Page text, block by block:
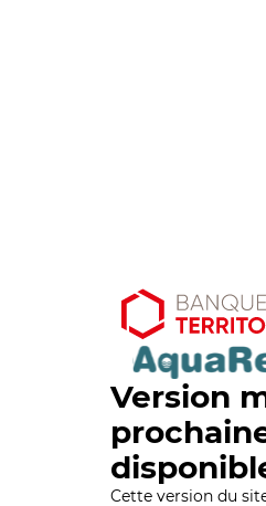
Version
Cette version du